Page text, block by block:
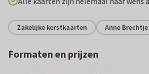
Zakelijke kerstkaarten Anne Brechtje
Formaten en prijzen